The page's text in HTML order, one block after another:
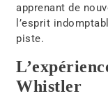
apprenant de
l’esprit
piste.
Whistler